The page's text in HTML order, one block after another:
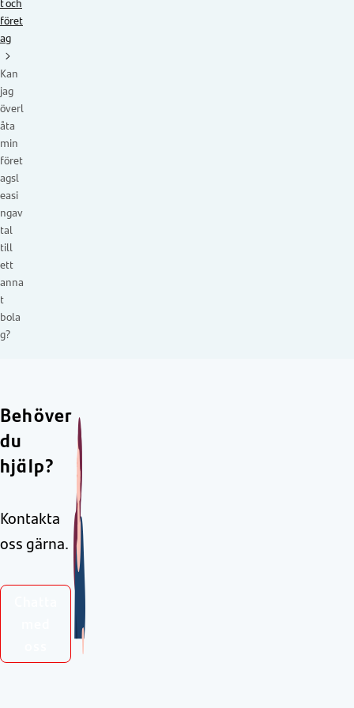
föret
ag
Kan
jag
överl
åta
min
föret
agsl
easi
ngav
tal
till
ett
anna
t
bola
g?
Behöver
du
hjälp?
Kontakta
oss gärna.